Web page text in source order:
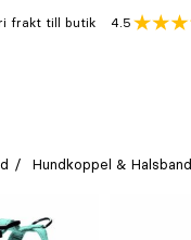
frakt till butik
Genomsnitt
4.5
Hundkoppel & Halsband